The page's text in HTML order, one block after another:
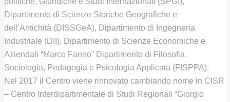
Dipartimento di Scienze Storiche Geografiche e
dell’Antichità (DISSGeA), Dipartimento di Ingegneria
Industriale (DII), Dipartimento di Scienze Economiche e
Aziendali “Marco Fanno” Dipartimento di Filosofia,
Sociologia, Pedagogia e Psicologia Applicata (FISPPA).
Nel 2017 il Centro viene rinnovato cambiando nome in CISR
– Centro Interdipartimentale di Studi Regionali “Giorgio